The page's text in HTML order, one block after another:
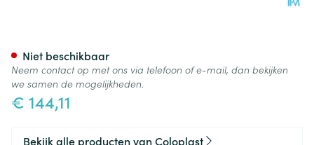
€ 144,11
Niet beschikbaar
Neem contact op met ons via telefoon of e-mail, dan bekijken
we samen de mogelijkheden.
Bekijk alle producten van Coloplast